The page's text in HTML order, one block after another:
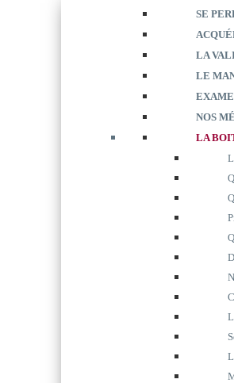
SE
LA
LE
NOS
LA